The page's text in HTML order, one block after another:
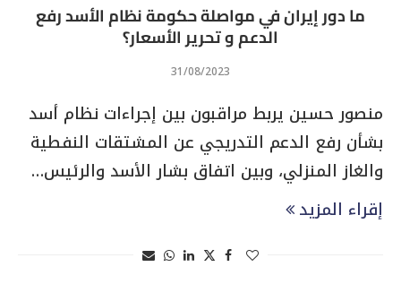
ما دور إيران في مواصلة حكومة نظام الأسد رفع
الدعم و تحرير الأسعار؟
31/08/2023
منصور حسين يربط مراقبون بين إجراءات نظام أسد
بشأن رفع الدعم التدريجي عن المشتقات النفطية
والغاز المنزلي، وبين اتفاق بشار الأسد والرئيس…
إقراء المزيد